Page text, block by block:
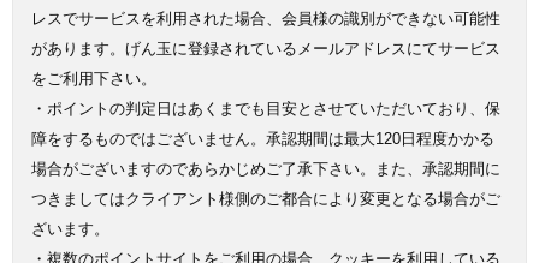
レスでサービスを利用された場合、会員様の識別ができない可能性
があります。げん玉に登録されているメールアドレスにてサービス
をご利用下さい。
・ポイントの判定日はあくまでも目安とさせていただいており、保
障をするものではございません。承認期間は最大120日程度かかる
場合がございますのであらかじめご了承下さい。また、承認期間に
つきましてはクライアント様側のご都合により変更となる場合がご
ざいます。
・複数のポイントサイトをご利用の場合、クッキーを利用している